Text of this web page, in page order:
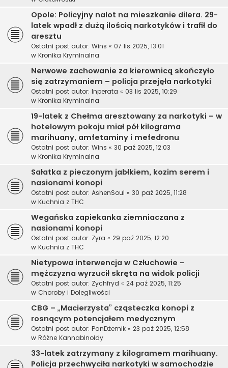
Opole: Policyjny nalot na mieszkanie dilera. 29-
latek wpadł z dużą ilością narkotyków i trafił do
aresztu
Ostatni post autor: Wins « 07 lis 2025, 13:01
w Kronika Kryminalna
Nerwowe zachowanie za kierownicą skończyło
się zatrzymaniem – policja przejęła narkotyki
Ostatni post autor: Inperata « 03 lis 2025, 10:29
w Kronika Kryminalna
19-latek z Chełma aresztowany za narkotyki – w
hotelowym pokoju miał pół kilograma
marihuany, amfetaminy i mefedronu
Ostatni post autor: Wins « 30 paź 2025, 12:03
w Kronika Kryminalna
Sałatka z pieczonym jabłkiem, kozim serem i
nasionami konopi
Ostatni post autor: AshenSoul « 30 paź 2025, 11:28
w Kuchnia z THC
Wegańska zapiekanka ziemniaczana z
nasionami konopi
Ostatni post autor: Zyra « 29 paź 2025, 12:20
w Kuchnia z THC
Nietypowa interwencja w Człuchowie –
mężczyzna wyrzucił skręta na widok policji
Ostatni post autor: Zychfryd « 24 paź 2025, 11:25
w Choroby i Dolegliwości
CBG – „Macierzysta” cząsteczka konopi z
rosnącym potencjałem medycznym
Ostatni post autor: PanDżemik « 23 paź 2025, 12:58
w Różne Kannabinoidy
33-latek zatrzymany z kilogramem marihuany.
Policja przechwyciła narkotyki w samochodzie